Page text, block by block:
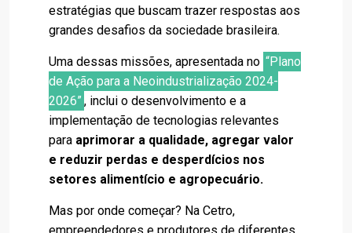
estratégias que buscam trazer respostas aos
grandes desafios da sociedade brasileira.
Uma dessas missões, apresentada no “Plano
de Ação para a Neoindustrialização 2024-
2026” , inclui o desenvolvimento e a
implementação de tecnologias relevantes
para aprimorar a qualidade, agregar valor
e reduzir perdas e desperdícios nos
setores alimentício e agropecuário.
Mas por onde começar? Na Cetro,